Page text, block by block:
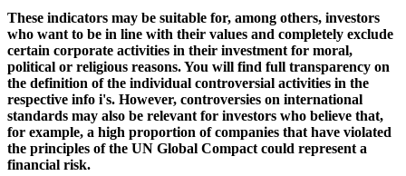
These indicators may be suitable for, among others, investors
who want to be in line with their values and completely exclude
certain corporate activities in their investment for moral,
political or religious reasons. You will find full transparency on
the definition of the individual controversial activities in the
respective info i's. However, controversies on international
standards may also be relevant for investors who believe that,
for example, a high proportion of companies that have violated
the principles of the UN Global Compact could represent a
financial risk.